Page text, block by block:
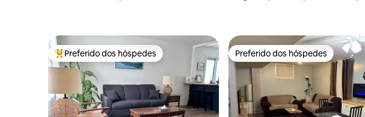
Entre os melhores preferidos dos hóspedes
Preferido dos hóspedes Preferido dos hóspedes
Preferido dos hóspedes